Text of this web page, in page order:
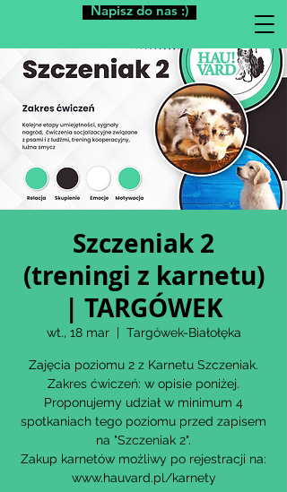
Napisz do nas :)
Szczeniak 2
(treningi z karnetu)
| TARGÓWEK
wt., 18 mar
  |
Targówek-Białołęka
Zajęcia poziomu 2 z Karnetu Szczeniak.
Zakres ćwiczeń: w opisie poniżej.
Proponujemy udział w minimum 4
spotkaniach tego poziomu przed zapisem
na "Szczeniak 2".
Zakup karnetów możliwy po rejestracji na:
www.hauvard.pl/karnety